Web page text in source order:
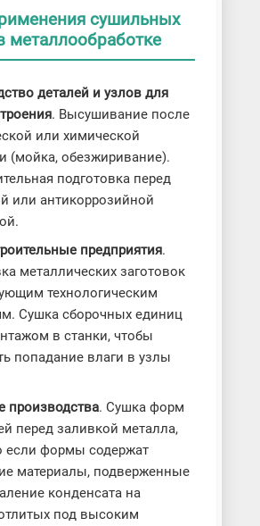
сушильных
металлообработке
деталей и узлов для
. Высушивание после
или химической
(мойка, обезжиривание).
подготовка перед
или антикоррозийной
предприятия.
металлических заготовок
технологическим
Сушка сборочных единиц
в станки, чтобы
попадание влаги в узлы
производства. Сушка форм
перед заливкой металла,
если формы содержат
материалы, подверженные
конденсата на
под высоким